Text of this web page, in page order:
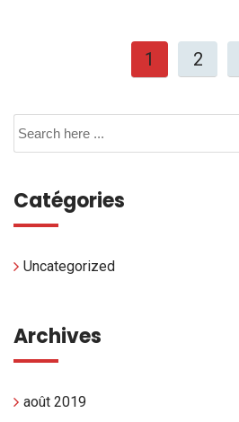
1 2
Catégories
Uncategorized
Archives
août 2019